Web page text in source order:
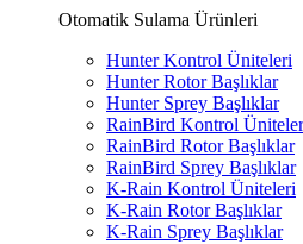
Otomatik Sulama Ürünleri
Hunter Kontrol Üniteleri
Hunter Rotor Başlıklar
Hunter Sprey Başlıklar
RainBird Kontrol
RainBird Rotor Başlıklar
RainBird Sprey Başlıklar
K-Rain Kontrol Üniteleri
K-Rain Rotor Başlıklar
K-Rain Sprey Başlıklar